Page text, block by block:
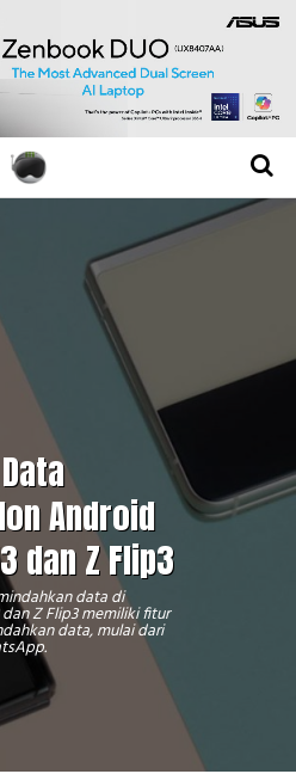
Android
dan Z Flip3
data di
Z Flip3 memiliki fitur
data, mulai dari